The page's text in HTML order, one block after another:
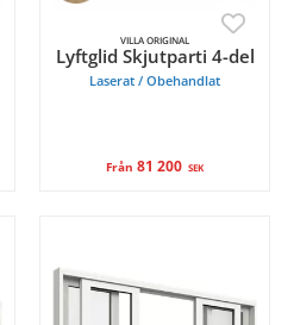
VILLA ORIGINAL
Lyftglid Skjutparti 4-del
Laserat / Obehandlat
Från81 200 SEK